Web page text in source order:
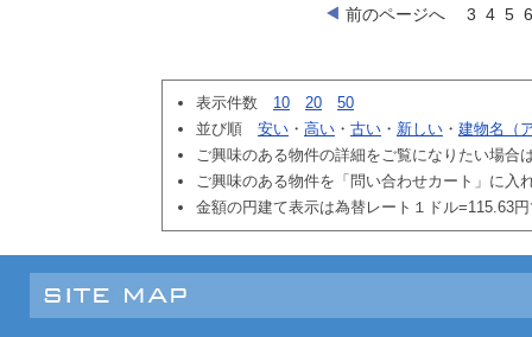
前のページへ 3 4 5 6
表示件数 10 20
50
並び順 安い ・ 高い ・ 古い ・ 新しい ・ 建物名（
ご興味のある物件の詳細をご覧になりたい場合
ご興味のある物件を「問い合わせカート」に入
金額の円建て表示は為替レート１ドル=115.63